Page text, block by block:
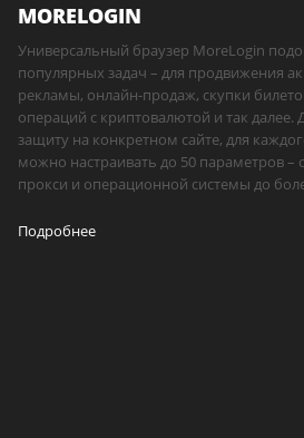
MORELOGIN
Универсальный браузер MoreLogin
популярных задач – для продвижения
рекламы, онлайн-продаж, скупки
операций с криптовалютой и так далее.
защиту на конкретном сайте, для
можно настраивать до 50 параметров –
прокси и операционной системы до
Подробнее